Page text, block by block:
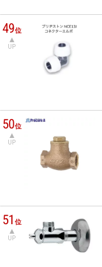
49位
UP
50位
UP
51位
UP